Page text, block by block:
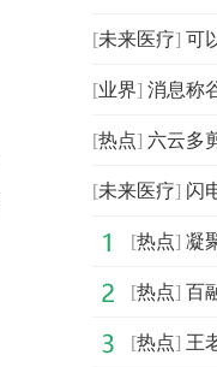
[未来医疗] 可以用
[业界] 消息称谷歌计
[热点] 六云多剪仪
[未来医疗] 闪电音
[热点] 凝聚品
[热点] 百融
[热点] 王老